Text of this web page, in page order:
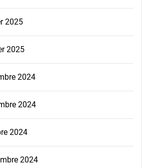
2025
2025
2024
2024
2024
2024